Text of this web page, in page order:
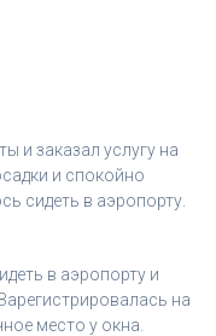
и заказал услугу на
и спокойно
сидеть в аэропорту.
в аэропорту и
на
место у окна.